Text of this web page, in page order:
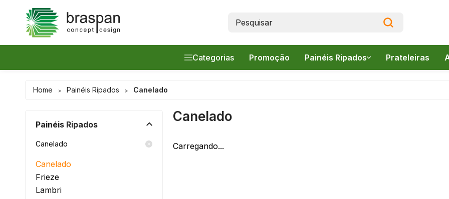
Categorias Promoção
Painéis Ripados
Prateleiras
Home > Painéis Ripados > Canelado
Painéis Ripados
Canelado
Canelado
Frieze
Lambri
Canelado
Carregando...